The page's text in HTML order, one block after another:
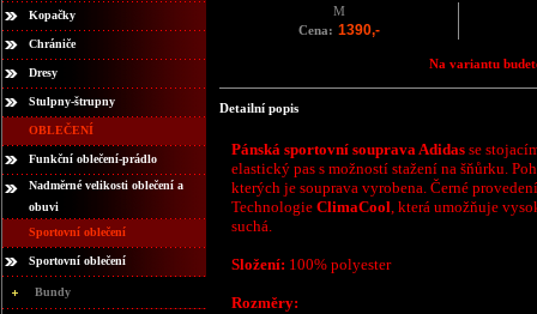
Kopačky
Chrániče
Dresy
Stulpny-štrupny
OBLEČENÍ
Funkční oblečení-prádlo
Nadměrné velikosti oblečení a
obuvi
Sportovní oblečení
Sportovní oblečení
Bundy
M
Cena: 1390,-
Na variantu
Detailní popis
Pánská sportovní souprava Adidas se
elastický pas s možností stažení na šňůrku.
kterých je souprava vyrobena. Černé
Technologie ClimaCool, která umožňuje
suchá.
Složení: 100% polyester
Rozměry: